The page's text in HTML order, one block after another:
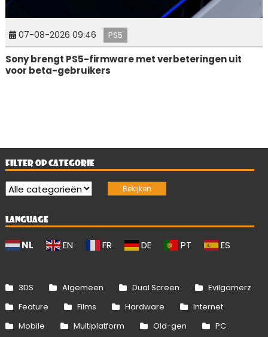
07-08-2026 09:46 PS5
Sony brengt PS5-firmware met verbeteringen uit
voor beta-gebruikers
FILTER OP CATEGORIE
LANGUAGE
NL EN FR DE PT ES
3DS Algemeen Dual Screen
Evilgamerz
Feature
Films Hardware
Internet
Mobile
Multiplatform Old-gen PC